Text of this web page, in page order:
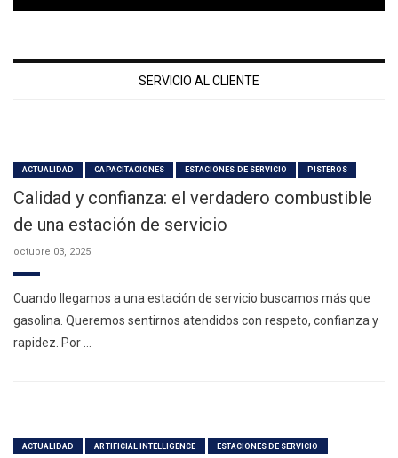
SERVICIO AL CLIENTE
ACTUALIDAD CAPACITACIONES ESTACIONES DE SERVICIO PISTEROS
Calidad y confianza: el verdadero combustible
de una estación de servicio
octubre 03, 2025
Cuando llegamos a una estación de servicio buscamos más que
gasolina. Queremos sentirnos atendidos con respeto, confianza y
rapidez. Por …
ACTUALIDAD ARTIFICIAL INTELLIGENCE ESTACIONES DE SERVICIO